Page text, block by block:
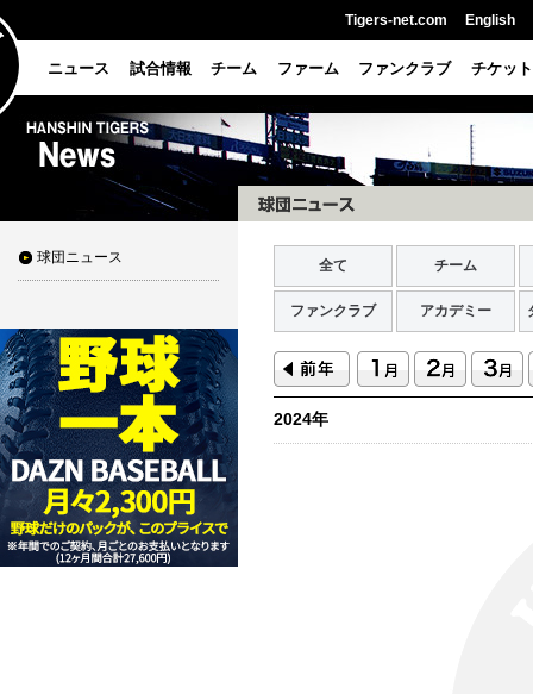
Tigers-net.com English
ニュース 試合情報 チーム ファーム ファンクラブ チケット
球団ニュース 全て チーム
ファンクラブ アカデミー
2024年